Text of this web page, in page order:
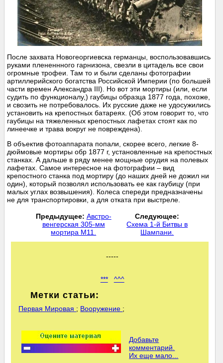
После захвата Новогеоргиевска германцы, воспользовавшись
руками плененнного гарнизона, свезли в цитадель все свои
огромные трофеи. Там то и были сделаны фотографии
артиллерийского богатства Российской Империи (по большей
части времен Александра III). Но вот эти мортиры (или, если
судить по функционалу,) гаубицы образца 1877 года, похоже,
и свозить не потребовалось. Их русские даже не удосужились
установить на крепостных батареях. (Об этом говорит то, что
гаубицы на тяжеленных крепостных лафетах стоят как по
линеечке и трава вокруг не повреждена).
В объектив фотоаппарата попали, скорее всего, легкие 8-
дюймовые мортиры обр 1877 г, установленные на крепостных
станках. А дальше в ряду менее мощные орудия на полевых
лафетах. Самое интересное на фотографии – вид
крепостного станка под мортиру (до наших дней не дожил ни
один), который позволял использовать ее как гаубицу (при
малых углах возвышения). Колеса спереди предназначены
не для транспортировки, а для отката при выстреле.
Предыдущее: Австро-
венгерская 305-мм
мортира М11.
Следующее:
Схема 1-й Битвы в
Шампани.
-----
*** ^^^
Метки статьи:
Первая Мировая ; Вооружение ;
Добавьте
комментарий.
Их еще мало...